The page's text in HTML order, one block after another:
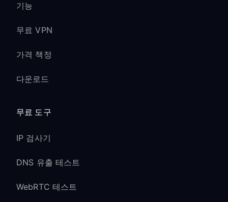
기능
무료 VPN
가격 책정
다운로드
무료 도구
IP 검사기
DNS 유출 테스트
WebRTC 테스트